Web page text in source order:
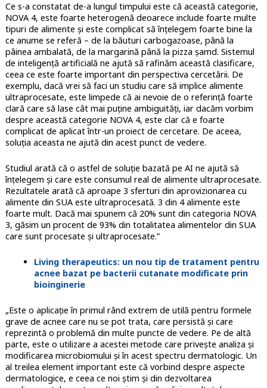
Ce s-a constatat de-a lungul timpului este că această categorie,
NOVA 4, este foarte heterogenă deoarece include foarte multe
tipuri de alimente și este complicat să înțelegem foarte bine la
ce anume se referă – de la băuturi carbogazoase, până la
pâinea ambalată, de la margarină până la pizza șamd. Sistemul
de inteligență artificială ne ajută să rafinăm această clasificare,
ceea ce este foarte important din perspectiva cercetării. De
exemplu, dacă vrei să faci un studiu care să implice alimente
ultraprocesate, este limpede că ai nevoie de o referință foarte
clară care să lase cât mai puține ambiguități, iar dacăm vorbim
despre această categorie NOVA 4, este clar că e foarte
complicat de aplicat într-un proiect de cercetare. De aceea,
soluția aceasta ne ajută din acest punct de vedere.
Studiul arată că o astfel de soluție bazată pe AI ne ajută să
înțelegem și care este consumul real de alimente ultraprocesate.
Rezultatele arată că aproape 3 sferturi din aprovizionarea cu
alimente din SUA este ultraprocesată. 3 din 4 alimente este
foarte mult. Dacă mai spunem că 20% sunt din categoria NOVA
3, găsim un procent de 93% din totalitatea alimentelor din SUA
care sunt procesate și ultraprocesate.”
Living therapeutics: un nou tip de tratament pentru
acnee bazat pe bacterii cutanate modificate prin
bioinginerie
„Este o aplicație în primul rând extrem de utilă pentru formele
grave de acnee care nu se pot trata, care persistă și care
reprezintă o problemă din multe puncte de vedere. Pe de altă
parte, este o utilizare a acestei metode care privește analiza și
modificarea microbiomului și în acest spectru dermatologic. Un
al treilea element important este că vorbind despre aspecte
dermatologice, e ceea ce noi știm și din dezvoltarea